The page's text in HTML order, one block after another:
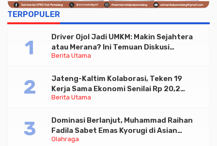
TERPOPULER
Berita Utama
Driver Ojol Jadi UMKM: Makin Sejahtera
atau Merana? Ini Temuan Diskusi
Paramadina
Berita Utama
Jateng-Kaltim Kolaborasi, Teken 19
Kerja Sama Ekonomi Senilai Rp 20,2
Triliun
Olahraga
Dominasi Berlanjut, Muhammad Raihan
Fadila Sabet Emas Kyorugi di Asian
Taekwondo Indonesia Open 2026